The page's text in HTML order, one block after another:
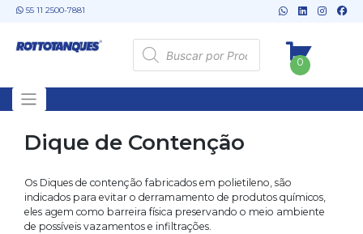
Skip 55 11 2500-7881
Pesquisar
produtos
0
Dique de Contenção
Os Diques de contenção fabricados em polietileno, são
indicados para evitar o derramamento de produtos químicos,
eles agem como barreira física preservando o meio ambiente
de possíveis vazamentos e infiltrações.